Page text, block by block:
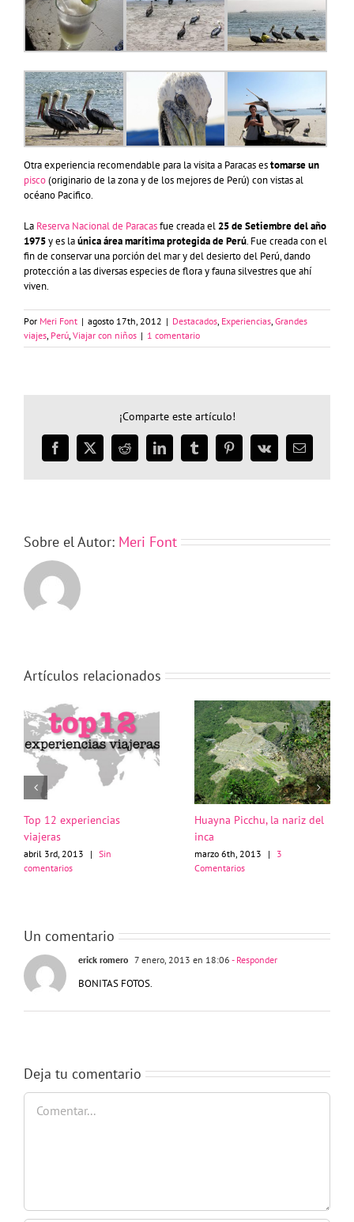
Otra experiencia recomendable para la visita a Paracas estomarse un
pisco(originario de la zona y de los mejores de Perú) con vistas al
océano Pacifico.
La Reserva Nacional de Paracasfue creada el25 de Setiembre del año
1975y es laúnica área marítima protegida de Perú. Fue creada con el
fin de conservar una porción del mar y del desierto del Perú, dando
protección a las diversas especies de flora y fauna silvestres que ahí
viven.
Por Meri Font | agosto 17th, 2012 | Destacados, Experiencias, Grandes
viajes, Perú, Viajar con niños | 1 comentario
¡Comparte este artículo!
Facebook
X RedditLinkedInTumblrPinterest
Vk
Correo
Sobre el Autor: Meri Font
Artículos relacionados
Top 12 experiencias
viajeras
abril 3rd, 2013 | Sin
comentarios
Huayna Picchu, la nariz del
inca
marzo 6th, 2013 |
3
Comentarios
Un comentario
erick romero 7 enero, 2013 en 18:06 - Responder
BONITAS FOTOS.
Deja tu comentario
Comentar